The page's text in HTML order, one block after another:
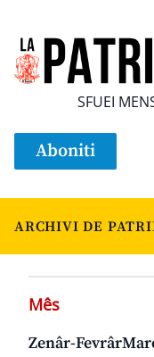
SFUEI
Aboniti
ARCHIVI DE
Mês
Zenâr-Fevrâr